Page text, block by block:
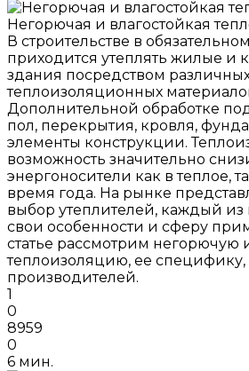
Негорючая и влагостойкая
В строительстве в
приходится утеплять жилые и
здания посредством
теплоизоляционных
Дополнительной обработке
пол, перекрытия, кровля,
элементы конструкции.
возможность значительно
энергоносители как в теплое,
время года. На рынке
выбор утеплителей, каждый из
свои особенности и сферу
статье рассмотрим негорючую
теплоизоляцию, ее специфику,
производителей.
1
0
8959
0
6 мин.